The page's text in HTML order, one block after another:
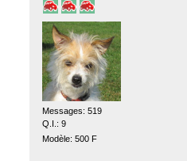
Messages: 519
Q.I.: 9
Modèle: 500 F